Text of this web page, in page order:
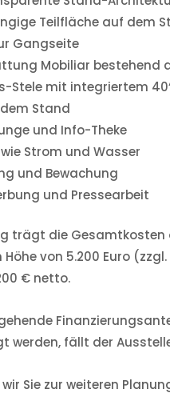
Teilfläche auf dem
Gangseite
Mobiliar bestehend
Stele mit integriertem
Stand
und Info-Theke
Strom und Wasser
und Bewachung
und Pressearbeit
trägt die
von 5.200 Euro
€ netto.
werden, fällt der
Sie zur weiteren